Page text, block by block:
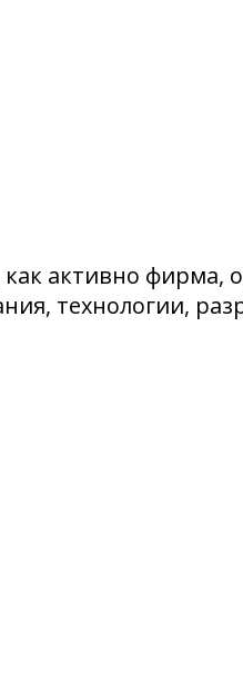
активно
технологии,